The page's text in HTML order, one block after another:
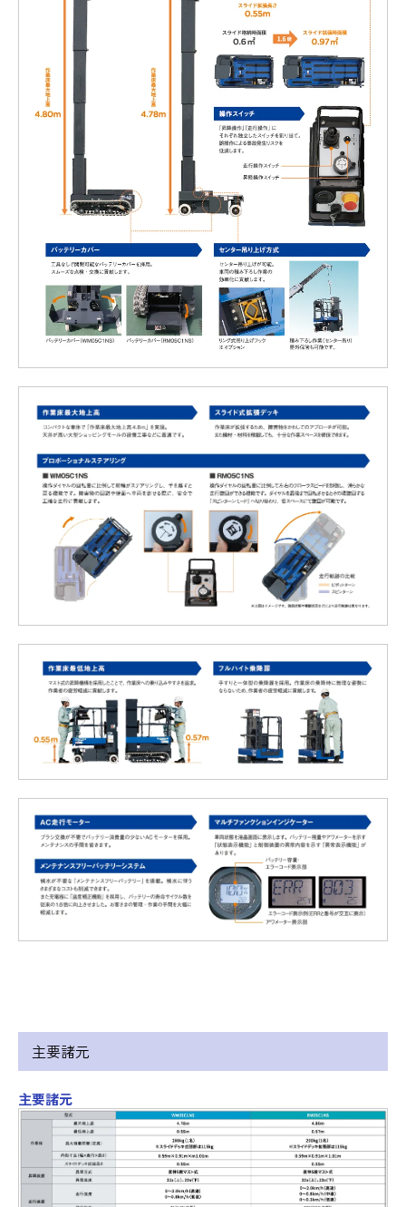
主要諸元
主要諸元